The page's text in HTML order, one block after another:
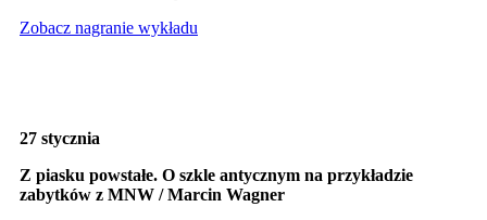
Zobacz nagranie wykładu
27 stycznia
Z piasku powstałe. O szkle antycznym na przykładzie
zabytków z MNW / Marcin Wagner